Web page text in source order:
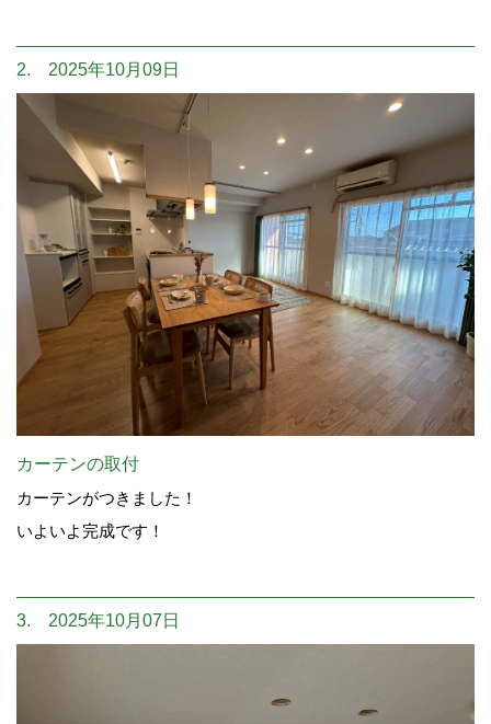
2. 2025年10月09日
カーテンの取付
カーテンがつきました！
いよいよ完成です！
3. 2025年10月07日